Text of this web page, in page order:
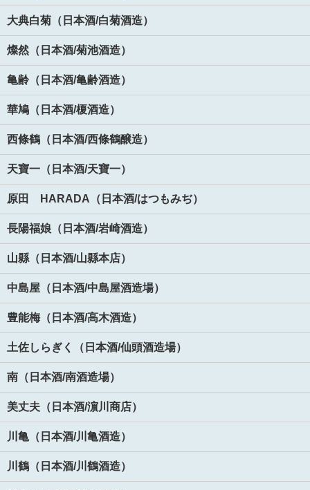
大典白菊（日本酒/白菊酒造）
燦然（日本酒/菊池酒造）
亀齢（日本酒/亀齢酒造）
華鳩（日本酒/榎酒造）
西條鶴（日本酒/西條鶴醸造）
天寶一（日本酒/天寶一）
原田 HARADA（日本酒/はつもみぢ）
長陽福娘（日本酒/岩崎酒造）
山縣（日本酒/山縣本店）
中島屋（日本酒/中島屋酒造場）
豊能梅（日本酒/高木酒造）
土佐しらぎく（日本酒/仙頭酒造場）
南（日本酒/南酒造場）
美丈夫（日本酒/濵川商店）
川亀（日本酒/川亀酒造）
川鶴（日本酒/川鶴酒造）